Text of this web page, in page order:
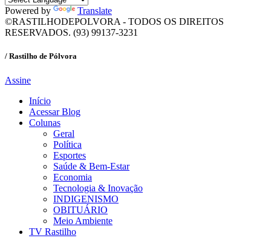
Powered by
Translate
©RASTILHODEPOLVORA - TODOS OS DIREITOS
RESERVADOS. (93) 99137-3231
/ Rastilho de Pólvora
Assine
Início
Acessar Blog
Colunas
Geral
Política
Esportes
Saúde & Bem-Estar
Economia
Tecnologia & Inovação
INDIGENISMO
OBITUÁRIO
Meio Ambiente
TV Rastilho